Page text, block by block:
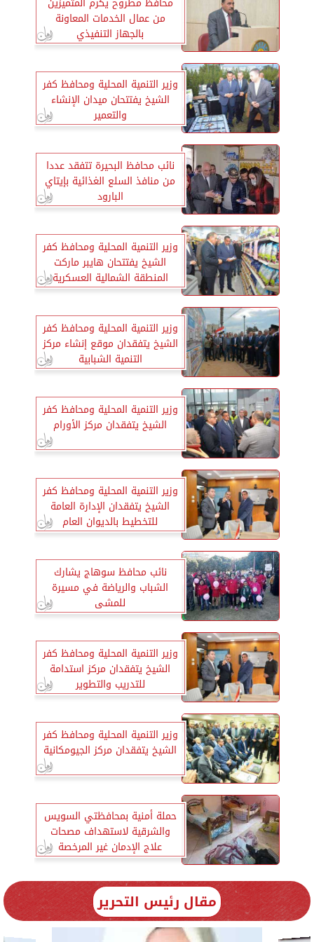
من عمال الخدمات المعاونة
بالجهاز التنفيذي
وزير التنمية المحلية ومحافظ كفر
الشيخ يفتتحان ميدان الإنشاء
والتعمير
نائب محافظ البحيرة تتفقد عددا
من منافذ السلع الغذائية بإيتاي
البارود
وزير التنمية المحلية ومحافظ كفر
الشيخ يفتتحان هايبر ماركت
المنطقة الشمالية العسكرية
وزير التنمية المحلية ومحافظ كفر
الشيخ يتفقدان موقع إنشاء مركز
التنمية الشبابية
وزير التنمية المحلية ومحافظ كفر
الشيخ يتفقدان مركز الأورام
وزير التنمية المحلية ومحافظ كفر
الشيخ يتفقدان الإدارة العامة
للتخطيط بالديوان العام
نائب محافظ سوهاج يشارك
الشباب والرياضة في مسيرة
للمشى
وزير التنمية المحلية ومحافظ كفر
الشيخ يتفقدان مركز استدامة
للتدريب والتطوير
وزير التنمية المحلية ومحافظ كفر
الشيخ يتفقدان مركز الجيومكانية
حملة أمنية بمحافظتي السويس
والشرقية لاستهداف مصحات
علاج الإدمان غير المرخصة
مقال رئيس التحرير